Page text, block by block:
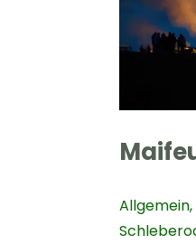
Allgemein,